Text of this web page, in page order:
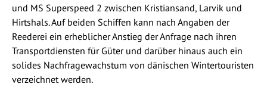
und MS Superspeed 2 zwischen Kristiansand, Larvik und
Hirtshals. Auf beiden Schiffen kann nach Angaben der
Reederei ein erheblicher Anstieg der Anfrage nach ihren
Transportdiensten für Güter und darüber hinaus auch ein
solides Nachfragewachstum von dänischen Wintertouristen
verzeichnet werden.